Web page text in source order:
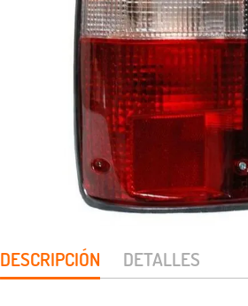
DESCRIPCIÓN DETALLES